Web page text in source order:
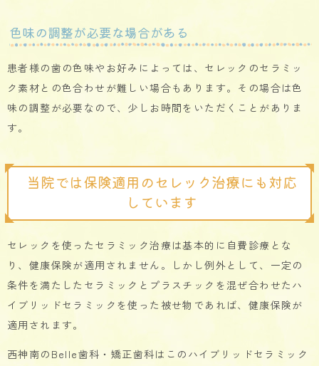
色味の調整が必要な場合がある
患者様の歯の色味やお好みによっては、セレックのセラミッ
ク素材との色合わせが難しい場合もあります。その場合は色
味の調整が必要なので、少しお時間をいただくことがありま
す。
当院では保険適用のセレック治療にも対応
しています
セレックを使ったセラミック治療は基本的に自費診療とな
り、健康保険が適用されません。しかし例外として、一定の
条件を満たしたセラミックとプラスチックを混ぜ合わせたハ
イブリッドセラミックを使った被せ物であれば、健康保険が
適用されます。
西神南のBelle歯科・矯正歯科はこのハイブリッドセラミック